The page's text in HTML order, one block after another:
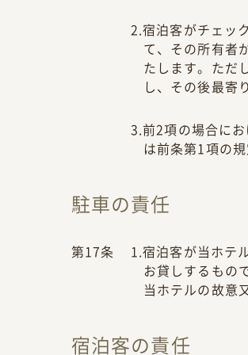
2.宿泊客がチェッ
て、その所有者
たします。ただ
し、その後最寄
3.前2項の場合に
は前条第1項の
駐車の責任
第17条
1.宿泊客が当ホテ
お貸しするもの
当ホテルの故意
宿泊客の責任